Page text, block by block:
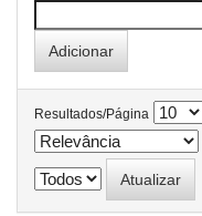
Resultados/Página